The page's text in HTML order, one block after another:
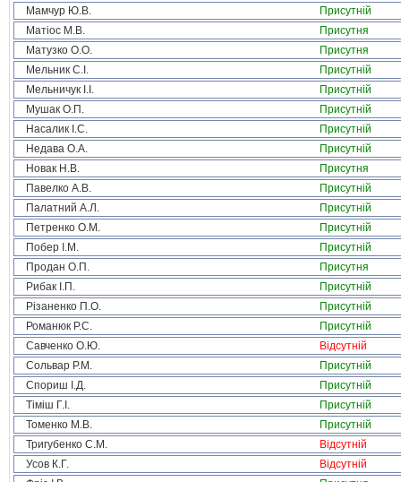
Мамчур Ю.В.
Присутній
Матіос М.В.
Присутня
Матузко О.О.
Присутня
Мельник С.І.
Присутній
Мельничук І.І.
Присутній
Мушак О.П.
Присутній
Насалик І.С.
Присутній
Недава О.А.
Присутній
Новак Н.В.
Присутня
Павелко А.В.
Присутній
Палатний А.Л.
Присутній
Петренко О.М.
Присутній
Побер І.М.
Присутній
Продан О.П.
Присутня
Рибак І.П.
Присутній
Різаненко П.О.
Присутній
Романюк Р.С.
Присутній
Савченко О.Ю.
Відсутній
Сольвар Р.М.
Присутній
Спориш І.Д.
Присутній
Тіміш Г.І.
Присутній
Томенко М.В.
Присутній
Тригубенко С.М.
Відсутній
Усов К.Г.
Відсутній